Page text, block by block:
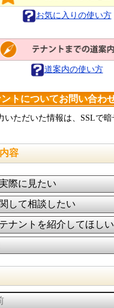
お気に入りの使い方
道案内の使い方
トについてお問い合わ
いただいた情報は、SSLで
容
際に見たい
して相談したい
ナントを紹介してほしい